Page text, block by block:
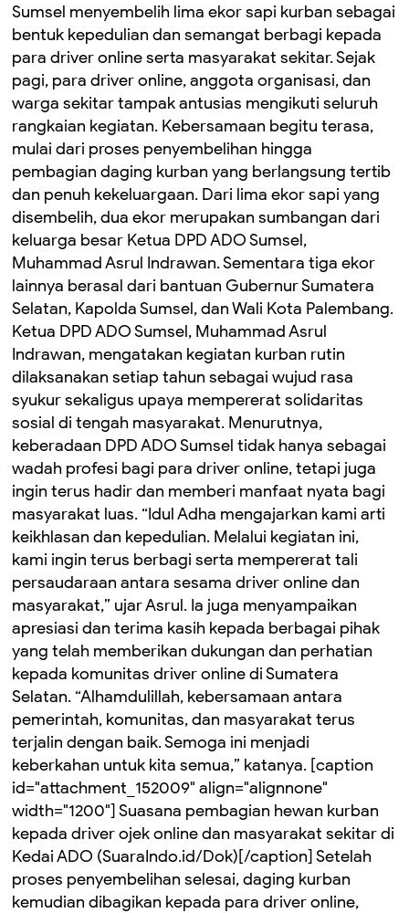
Sumsel menyembelih lima ekor sapi kurban sebagai
bentuk kepedulian dan semangat berbagi kepada
para driver online serta masyarakat sekitar. Sejak
pagi, para driver online, anggota organisasi, dan
warga sekitar tampak antusias mengikuti seluruh
rangkaian kegiatan. Kebersamaan begitu terasa,
mulai dari proses penyembelihan hingga
pembagian daging kurban yang berlangsung tertib
dan penuh kekeluargaan. Dari lima ekor sapi yang
disembelih, dua ekor merupakan sumbangan dari
keluarga besar Ketua DPD ADO Sumsel,
Muhammad Asrul Indrawan. Sementara tiga ekor
lainnya berasal dari bantuan Gubernur Sumatera
Selatan, Kapolda Sumsel, dan Wali Kota Palembang.
Ketua DPD ADO Sumsel, Muhammad Asrul
Indrawan, mengatakan kegiatan kurban rutin
dilaksanakan setiap tahun sebagai wujud rasa
syukur sekaligus upaya mempererat solidaritas
sosial di tengah masyarakat. Menurutnya,
keberadaan DPD ADO Sumsel tidak hanya sebagai
wadah profesi bagi para driver online, tetapi juga
ingin terus hadir dan memberi manfaat nyata bagi
masyarakat luas. “Idul Adha mengajarkan kami arti
keikhlasan dan kepedulian. Melalui kegiatan ini,
kami ingin terus berbagi serta mempererat tali
persaudaraan antara sesama driver online dan
masyarakat,” ujar Asrul. Ia juga menyampaikan
apresiasi dan terima kasih kepada berbagai pihak
yang telah memberikan dukungan dan perhatian
kepada komunitas driver online di Sumatera
Selatan. “Alhamdulillah, kebersamaan antara
pemerintah, komunitas, dan masyarakat terus
terjalin dengan baik. Semoga ini menjadi
keberkahan untuk kita semua,” katanya. [caption
id="attachment_152009" align="alignnone"
width="1200"] Suasana pembagian hewan kurban
kepada driver ojek online dan masyarakat sekitar di
Kedai ADO (SuaraIndo.id/Dok)[/caption] Setelah
proses penyembelihan selesai, daging kurban
kemudian dibagikan kepada para driver online,